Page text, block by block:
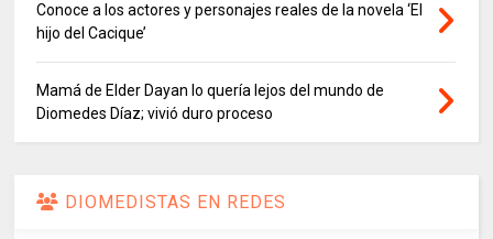
Conoce a los actores y personajes reales de la novela ‘El
hijo del Cacique’
Mamá de Elder Dayan lo quería lejos del mundo de
Diomedes Díaz; vivió duro proceso
DIOMEDISTAS EN REDES